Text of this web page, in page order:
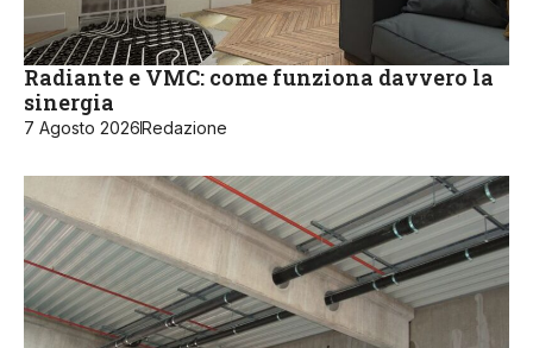
Radiante e VMC: come funziona davvero la
sinergia
7 Agosto 2026Redazione